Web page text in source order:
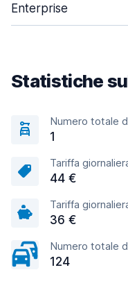
Enterprise
Statistiche
Numero totale
1
Tariffa
44 €
Tariffa
36 €
Numero totale
124